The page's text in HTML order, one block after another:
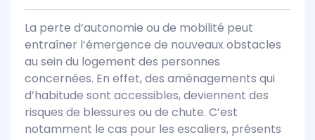
La perte d’autonomie ou de mobilité peut
entraîner l’émergence de nouveaux obstacles
au sein du logement des personnes
concernées. En effet, des aménagements qui
d’habitude sont accessibles, deviennent des
risques de blessures ou de chute. C’est
notamment le cas pour les escaliers, présents